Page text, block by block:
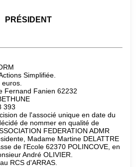
PRÉSIDENT
Simplifiée.
Fernand Fanien 62232
393
de l'associé unique en date du
de nommer en qualité de
FEDERATION ADMR
Madame Martine DELATTRE
de l'Ecole 62370 POLINCOVE, en
André OLIVIER.
RCS d'ARRAS.